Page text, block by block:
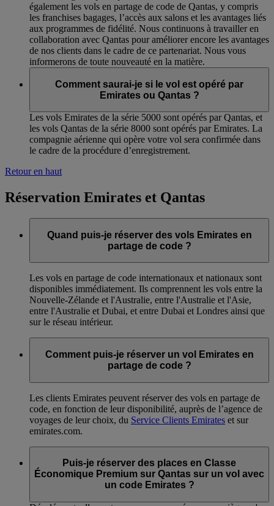
également les vols en partage de code de Qantas, y compris
les franchises bagages, l’accès aux salons et les avantages liés
aux programmes de fidélité. Nous continuons à travailler en
collaboration avec Qantas pour améliorer encore les avantages
de nos clients dans le cadre de ce partenariat. Nous vous
informerons de toute nouveauté en la matière.
Comment saurai-je si le vol est opéré par
Emirates ou Qantas ?
Les vols Emirates de la série 5000 sont opérés par Qantas, et
les vols Qantas de la série 8000 sont opérés par Emirates. La
compagnie aérienne qui opère votre vol sera confirmée dans
le cadre de la procédure d’enregistrement.
Retour en haut
Réservation Emirates et Qantas
Quand puis-je réserver des vols Emirates en
partage de code ?
Les vols en partage de code internationaux et nationaux sont
disponibles immédiatement. Ils comprennent les vols entre la
Nouvelle-Zélande et l'Australie, entre l'Australie et l'Asie,
entre l'Australie et Dubai, et entre Dubai et Londres ainsi que
sur le réseau intérieur.
Comment puis-je réserver un vol Emirates en
partage de code ?
Les clients Emirates peuvent réserver des vols en partage de
code, en fonction de leur disponibilité, auprès de l’agence de
voyages de leur choix, du Service Clients Emirates et sur
emirates.com.
Puis-je réserver des places en Classe
Économique Premium sur Qantas sur un vol avec
un code Emirates ?